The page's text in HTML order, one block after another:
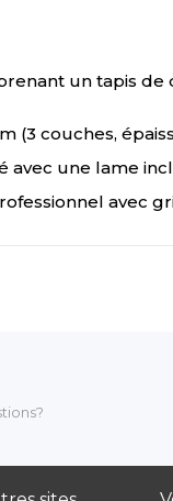
un tapis
(3 couches,
une lame
avec